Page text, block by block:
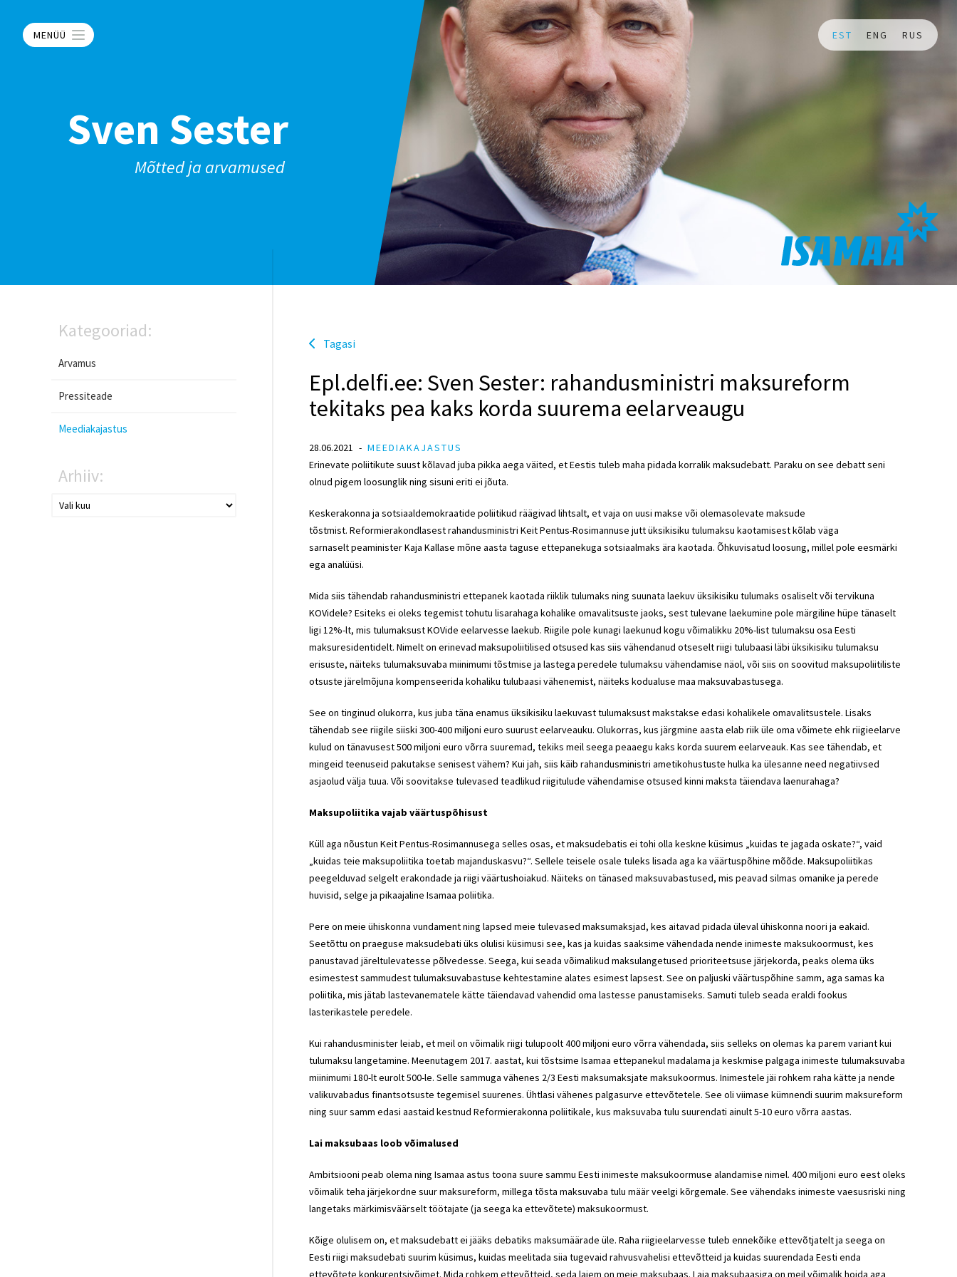
MENÜÜ EST ENG RUS
Sven Sester
Mõtted ja arvamused
Kategooriad:
Arvamus
Pressiteade
Meediakajastus
Arhiiv:
Tagasi
Epl.delfi.ee: Sven Sester: rahandusministri maksureform
tekitaks pea kaks korda suurema eelarveaugu
28.06.2021
MEEDIAKAJASTUS
Erinevate poliitikute suust kõlavad juba pikka aega väited, et Eestis tuleb maha pidada korralik maksudebatt. Paraku on see debatt seni
olnud pigem loosunglik ning sisuni eriti ei jõuta.
Keskerakonna ja sotsiaaldemokraatide poliitikud räägivad lihtsalt, et vaja on uusi makse või olemasolevate maksude
tõstmist. Reformierakondlasestrahandusministri Keit Pentus-Rosimannuse jutt üksikisiku tulumaksu kaotamisest kõlab väga
sarnaseltpeaministerKaja Kallase mõne aasta taguse ettepanekuga sotsiaalmaks ära kaotada. Õhkuvisatud loosung, millel pole eesmärki
ega analüüsi.
Mida siis tähendab rahandusministri ettepanek kaotada riiklik tulumaks ning suunata laekuv üksikisiku tulumaks osaliselt või tervikuna
KOVidele? Esiteks ei oleks tegemist tohutu lisarahaga kohalike omavalitsuste jaoks, sest tulevane laekumine pole märgiline hüpe tänaselt
ligi 12%-lt, mis tulumaksust KOVide eelarvesse laekub. Riigile pole kunagi laekunud kogu võimalikku 20%-list tulumaksu osa Eesti
maksuresidentidelt. Nimelt on erinevad maksupoliitilised otsused kas siis vähendanud otseselt riigi tulubaasi läbi üksikisiku tulumaksu
erisuste, näiteks tulumaksuvaba miinimumi tõstmise ja lastega peredele tulumaksu vähendamise näol, või siis on soovitud maksupoliitiliste
otsuste järelmõjuna kompenseerida kohaliku tulubaasi vähenemist, näiteks kodualuse maa maksuvabastusega.
See on tinginud olukorra, kus juba täna enamus üksikisiku laekuvast tulumaksust makstakse edasi kohalikele omavalitsustele. Lisaks
tähendab see riigile siiski 300-400 miljoni euro suurust eelarveauku. Olukorras, kus järgmine aasta elab riik üle oma võimete ehk riigieelarve
kulud on tänavusest 500 miljoni euro võrra suuremad, tekiks meil seega peaaegu kaks korda suurem eelarveauk. Kas see tähendab, et
mingeid teenuseid pakutakse senisest vähem? Kui jah, siis käib rahandusministri ametikohustuste hulka ka ülesanne need negatiivsed
asjaolud välja tuua. Või soovitakse tulevased teadlikud riigitulude vähendamise otsused kinni maksta täiendava laenurahaga?
Maksupoliitika vajab väärtuspõhisust
Küll aga nõustun Keit Pentus-Rosimannusega selles osas, et maksudebatis ei tohi olla keskne küsimus „kuidas te jagada oskate?“, vaid
„kuidas teie maksupoliitika toetab majanduskasvu?“. Sellele teisele osale tuleks lisada aga ka väärtuspõhine mõõde. Maksupoliitikas
peegelduvad selgelt erakondade ja riigi väärtushoiakud. Näiteks on tänased maksuvabastused, mis peavad silmas omanike ja perede
huvisid, selge ja pikaajaline Isamaa poliitika.
Pere on meie ühiskonna vundament ning lapsed meie tulevased maksumaksjad, kes aitavad pidada üleval ühiskonna noori ja eakaid.
Seetõttu on praeguse maksudebati üks olulisi küsimusi see, kas ja kuidas saaksime vähendada nende inimeste maksukoormust, kes
panustavad järeltulevatesse põlvedesse. Seega, kui seada võimalikud maksulangetused prioriteetsuse järjekorda, peaks olema üks
esimestest sammudest tulumaksuvabastuse kehtestamine alates esimest lapsest. See on paljuski väärtuspõhine samm, aga samas ka
poliitika, mis jätab lastevanematele kätte täiendavad vahendid oma lastesse panustamiseks. Samuti tuleb seada eraldi fookus
lasterikastele peredele.
Kui rahandusministerleiab, et meil on võimalik riigi tulupoolt 400 miljoni euro võrra vähendada, siis selleks on olemas ka parem variant kui
tulumaksu langetamine. Meenutagem 2017. aastat, kui tõstsime Isamaa ettepanekul madalama ja keskmise palgaga inimeste tulumaksuvaba
miinimumi 180-lt eurolt 500-le. Selle sammuga vähenes 2/3 Eesti maksumaksjate maksukoormus. Inimestele jäi rohkem raha kätte ja nende
valikuvabadus finantsotsuste tegemisel suurenes. Ühtlasi vähenes palgasurve ettevõtetele. See oli viimase kümnendi suurim maksureform
ning suur samm edasi aastaid kestnud Reformierakonna poliitikale, kus maksuvaba tulu suurendati ainult 5-10 euro võrra aastas.
Lai maksubaas loob võimalused
Ambitsiooni peab olema ning Isamaa astus toona suure sammu Eesti inimeste maksukoormuse alandamise nimel. 400 miljoni euro eest oleks
võimalik teha järjekordne suur maksureform, millega tõsta maksuvaba tulu määr veelgi kõrgemale. See vähendaks inimeste vaesusriski ning
langetaks märkimisväärselt töötajate (ja seega ka ettevõtete) maksukoormust.
Kõige olulisem on, et maksudebatt ei jääks debatiks maksumäärade üle. Raha riigieelarvesse tuleb ennekõike ettevõtjatelt ja seega on
Eesti riigi maksudebati suurim küsimus, kuidas meelitada siia tugevaid rahvusvahelisi ettevõtteid ja kuidas suurendada Eesti enda
ettevõtete konkurentsivõimet. Mida rohkem ettevõtteid, seda laiem on meie maksubaas. Laia maksubaasiga on meil võimalik hoida aga